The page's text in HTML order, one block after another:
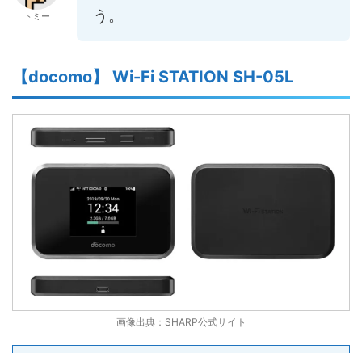
トミー
う。
【docomo】 Wi-Fi STATION SH-05L
画像出典：SHARP公式サイト